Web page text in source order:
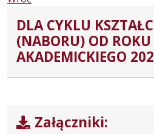
DLA CYKLU
(NABORU) OD ROKU
AKADEMICKIEGO
Załączniki: